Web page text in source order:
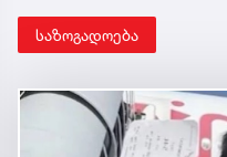
საზოგადოება